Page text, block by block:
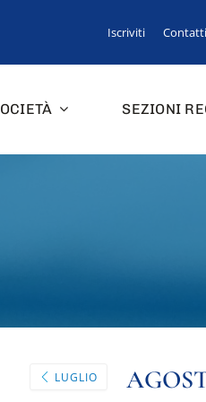
Iscriviti Contatti
SEZIONI
LUGLIO